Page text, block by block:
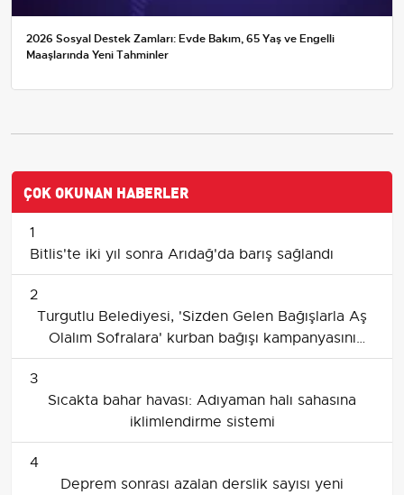
2026 Sosyal Destek Zamları: Evde Bakım, 65 Yaş ve Engelli
Maaşlarında Yeni Tahminler
ÇOK OKUNAN HABERLER
1
Bitlis'te iki yıl sonra Arıdağ'da barış sağlandı
2
Turgutlu Belediyesi, 'Sizden Gelen Bağışlarla Aş
Olalım Sofralara' kurban bağışı kampanyasını
başlattı
3
Sıcakta bahar havası: Adıyaman halı sahasına
iklimlendirme sistemi
4
Deprem sonrası azalan derslik sayısı yeni